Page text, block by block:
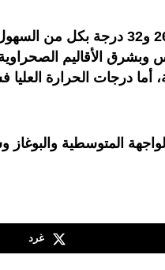
وستتراوح درجات الحرارة الدنيا ما بين 26
أما درجات الحرارة
المتوسطية
غرد